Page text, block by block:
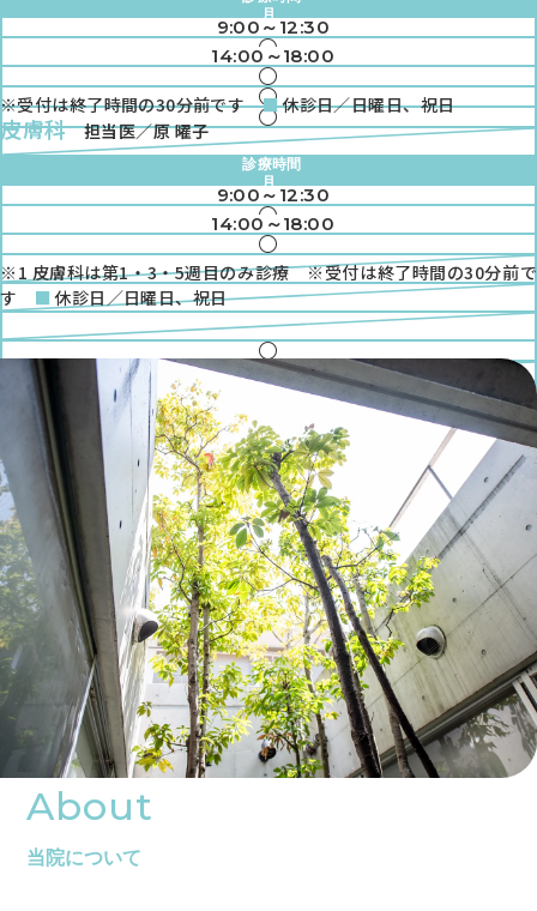
月
火
水
木
金
土
9:00～12:30
●
●
●
●
●
14:00～18:00
●
●
●
●
※受付は終了時間の30分前です 休診日／日曜日、祝日
皮膚科 担当医／原 曜子
診療時間
月
火
水
木
金
土
9:00～12:30
●
●
●
●
※1
◎
14:00～18:00
●
●
※1 皮膚科は第1・3・5週目のみ診療 ※受付は終了時間の30分前で
す
休診日／日曜日、祝日
About
当院について